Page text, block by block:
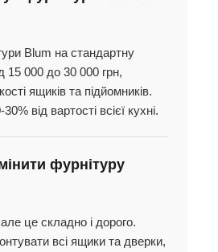
Blum на стандартну
15 000 до 30 000 грн,
ящиків та підйомників.
від вартості всієї кухні.
фурнітуру
це складно і дорого.
всі ящики та дверки,